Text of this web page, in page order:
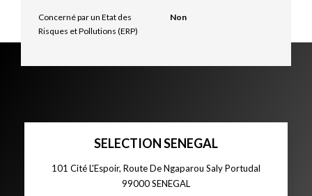
Concerné par un Etat des
Risques et Pollutions (ERP)
Non
SELECTION SENEGAL
101 Cité L'Espoir, Route De Ngaparou Saly Portudal
99000SENEGAL